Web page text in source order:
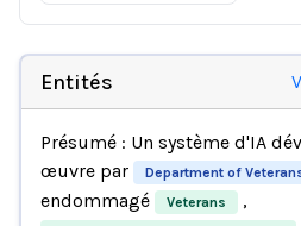
Entités
Présumé : Un système d'IA
œuvre par
Department of
endommagé
Veterans ,